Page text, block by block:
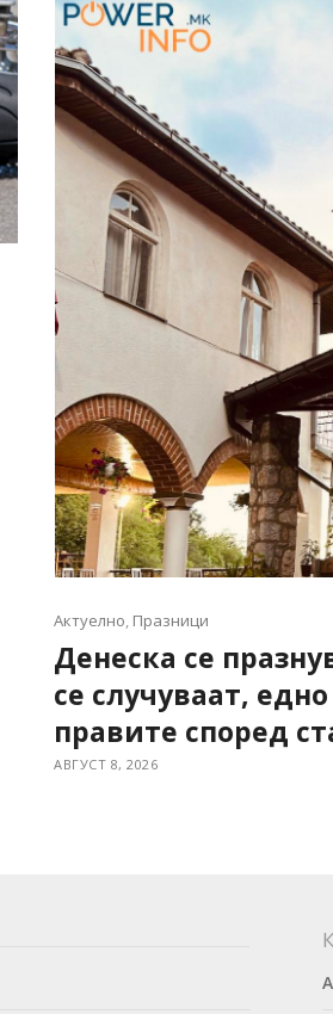
Актуелно, Празници
Денеска се
се случуваат,
правите според
АВГУСТ 8, 2026